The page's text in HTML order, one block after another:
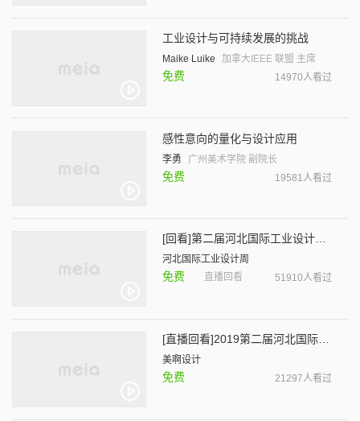
工业设计与可持续发展的挑战
Maike Luike 加拿大IEEE 联盟 主席
免费 14970人看过
感性意向的量化与设计应用
李勇 广州美术学院 副院长
免费 19581人看过
[回看]第二届河北国际工业设计周-雄安设计论坛
河北国际工业设计周
免费 直播回看 51910人看过
[直播回看]2019第二届河北国际工业设计周-美啊带您精彩逛展！
美啊设计
免费 21297人看过